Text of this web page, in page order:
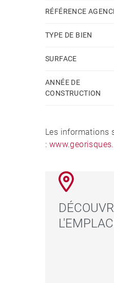
RÉFÉRENCE
TYPE DE BIEN
SURFACE
ANNÉE DE
CONSTRUCTION
Les informations
: